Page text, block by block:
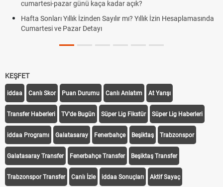
açık?
mı? Yıllık İzin Hesaplamasında
Türkiye'de Transfer Dönemi Ne
TFF Yabancı Oyuncu Kuralı
KEŞFET
iddaa Canlı Skor Puan Durumu Canlı Anlatım At Yarışı
Transfer Haberleri TV'de Bugün Süper Lig Fikstür Süper Lig Haberleri
iddaa Programı Galatasaray Fenerbahçe Beşiktaş Trabzonspor
Galatasaray Transfer Fenerbahçe Transfer Beşiktaş Transfer
Trabzonspor Transfer Canlı İzle iddaa Sonuçları Aktif Sayaç